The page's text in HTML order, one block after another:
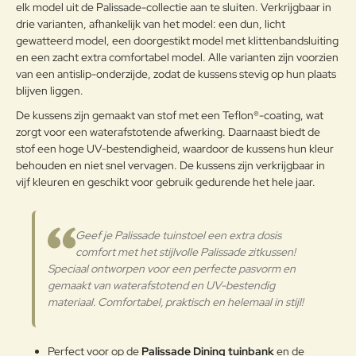
Buitenstof
doordrongen met kleur, waardoor
de stof beter bestand is tegen
vervaging door zonlicht of intensief
gebruik.Dankzij de
waterafstotende afwerking stoot
buitenshuis. Dit maakt het
materiaal niet alleen gemakkelijk
schoon te maken, maar ook
perfect geschikt voor tuinmeubels
en andere buitenaccessoires die
weersomstandigheden.
Om uw Olefin stof in optimale
conditie te houden, verwijdert u
Note:HTML-code wordt niet vertaald!
Waardering:
Waarderin
g:
Verder
elk model uit de Palissade-collectie aan te sluiten. Verkrijgbaar in
drie varianten, afhankelijk van het model: een dun, licht
gewatteerd model, een doorgestikt model met klittenbandsluiting
en een zacht extra comfortabel model. Alle varianten zijn voorzien
van een antislip-onderzijde, zodat de kussens stevig op hun plaats
blijven liggen.
De kussens zijn gemaakt van stof met een Teflon®-coating, wat
zorgt voor een waterafstotende afwerking. Daarnaast biedt de
stof een hoge UV-bestendigheid, waardoor de kussens hun kleur
behouden en niet snel vervagen. De kussens zijn verkrijgbaar in
vijf kleuren en geschikt voor gebruik gedurende het hele jaar.
Geef je Palissade tuinstoel een extra dosis
comfort met het stijlvolle Palissade zitkussen!
Speciaal ontworpen voor een perfecte pasvorm en
gemaakt van waterafstotend en UV-bestendig
materiaal. Comfortabel, praktisch en helemaal in stijl!
Perfect voor op de Palissade Dining tuinbanken de